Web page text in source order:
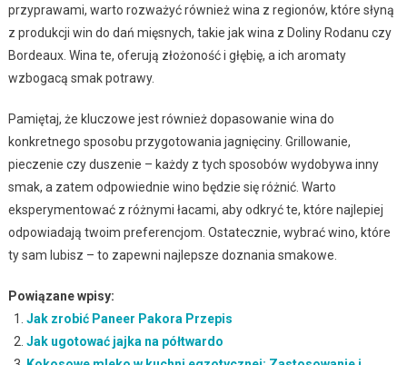
przyprawami, warto rozważyć również wina z regionów, które słyną
z produkcji win do dań mięsnych, takie jak wina z Doliny Rodanu czy
Bordeaux. Wina te, oferują złożoność i głębię, a ich aromaty
wzbogacą smak potrawy.
Pamiętaj, że kluczowe jest również dopasowanie wina do
konkretnego sposobu przygotowania jagnięciny. Grillowanie,
pieczenie czy duszenie – każdy z tych sposobów wydobywa inny
smak, a zatem odpowiednie wino będzie się różnić. Warto
eksperymentować z różnymi łacami, aby odkryć te, które najlepiej
odpowiadają twoim preferencjom. Ostatecznie, wybrać wino, które
ty sam lubisz – to zapewni najlepsze doznania smakowe.
Powiązane wpisy:
Jak zrobić Paneer Pakora Przepis
Jak ugotować jajka na półtwardo